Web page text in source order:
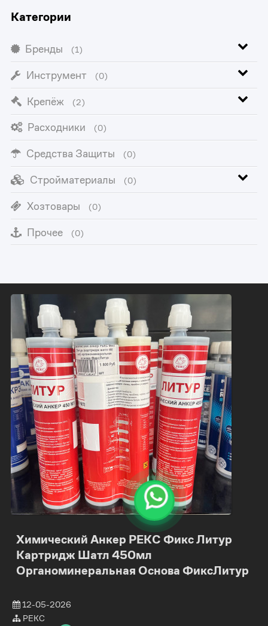
Категории
Бренды (1)
Инструмент (0)
Крепёж (2)
Расходники (0)
Средства Защиты (0)
Стройматериалы (0)
Хозтовары (0)
Прочее (0)
Химический Анкер РЕКС Фикс Литур
Картридж Шатл 450мл
Органоминеральная Основа ФиксЛитур
12-05-2026
РЕКС